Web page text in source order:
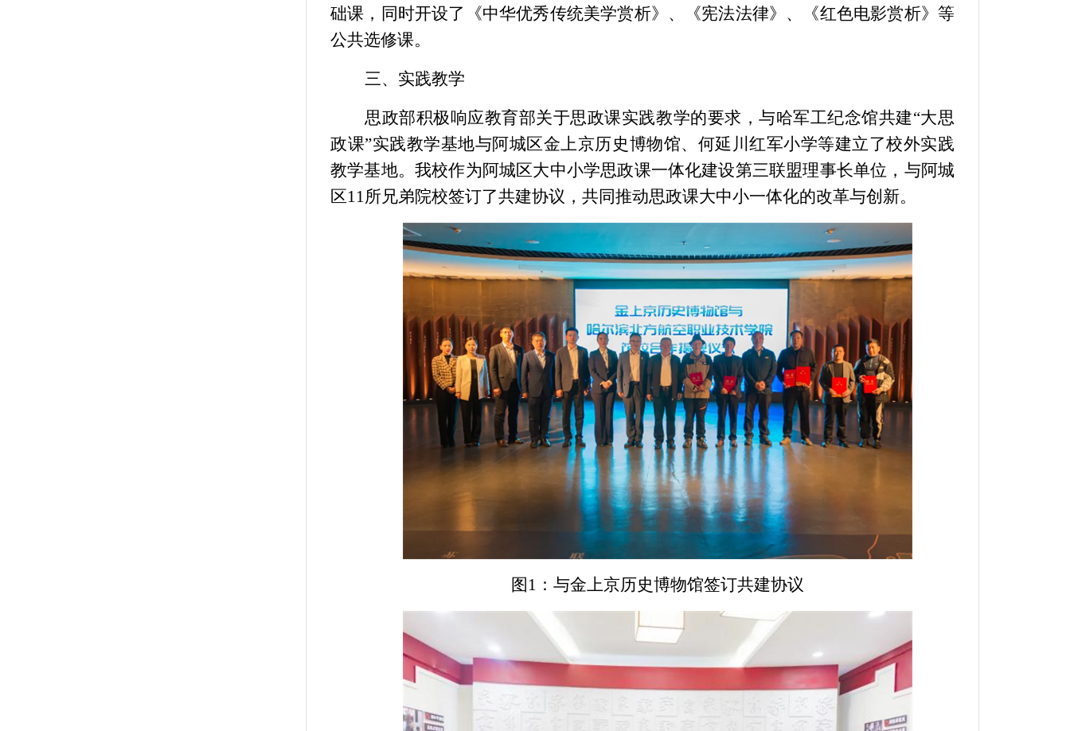
础课，同时开设了《中华优秀传统美学赏析》、《宪法法律》、《红色电影赏析》等
公共选修课。
三、实践教学
思政部积极响应教育部关于思政课实践教学的要求，与哈军工纪念馆共建“大思
政课”实践教学基地与阿城区金上京历史博物馆、何延川红军小学等建立了校外实践
教学基地。我校作为阿城区大中小学思政课一体化建设第三联盟理事长单位，与阿城
区11所兄弟院校签订了共建协议，共同推动思政课大中小一体化的改革与创新。
图 1：与金上京历史博物馆签订共建协议